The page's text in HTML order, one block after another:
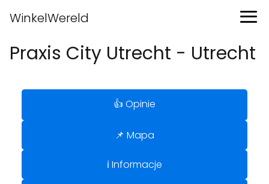
WinkelWereld
Praxis City Utrecht - Utrecht
👍 Opinie
📌 Mapa
ℹ️ Informacje